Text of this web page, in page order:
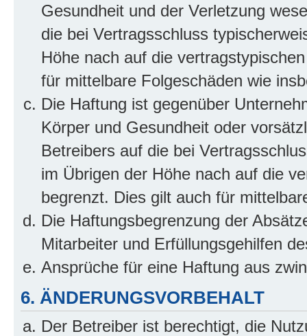
Gesundheit und der Verletzung
die bei Vertragsschluss
Höhe nach auf die
für mittelbare Folgeschäden wie
Die Haftung ist gegenüber
Körper und Gesundheit oder
Betreibers auf die bei
im Übrigen der Höhe nach auf die
begrenzt. Dies gilt auch für
Die Haftungsbegrenzung der
Mitarbeiter und Erfüllungsgehilfen
Ansprüche für eine Haftung aus
6. ÄNDERUNGSVORBEHALT
Der Betreiber ist berechtigt, die